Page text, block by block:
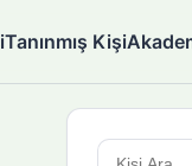
Tanınmış Kişi
Arama